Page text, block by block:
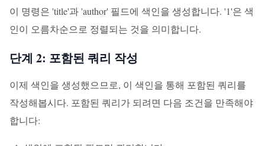
이 명령은 'title'과 'author' 필드에 색인을 생성합니다. '1'은 색
인이 오름차순으로 정렬되는 것을 의미합니다.
단계 2: 포함된 쿼리 작성
이제 색인을 생성했으므로, 이 색인을 통해 포함된 쿼리를
작성해봅시다. 포함된 쿼리가 되려면 다음 조건을 만족해야
합니다: